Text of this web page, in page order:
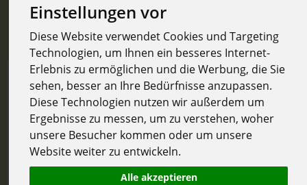
Einstellungen vor
Diese Website verwendet Cookies und Targeting
Technologien, um Ihnen ein besseres Internet-
Erlebnis zu ermöglichen und die Werbung, die Sie
sehen, besser an Ihre Bedürfnisse anzupassen.
Diese Technologien nutzen wir außerdem um
Ergebnisse zu messen, um zu verstehen, woher
unsere Besucher kommen oder um unsere
Website weiter zu entwickeln.
Alle akzeptieren